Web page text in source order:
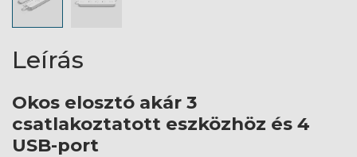
Leírás
Okos elosztó akár 3
csatlakoztatott eszközhöz és 4
USB-port